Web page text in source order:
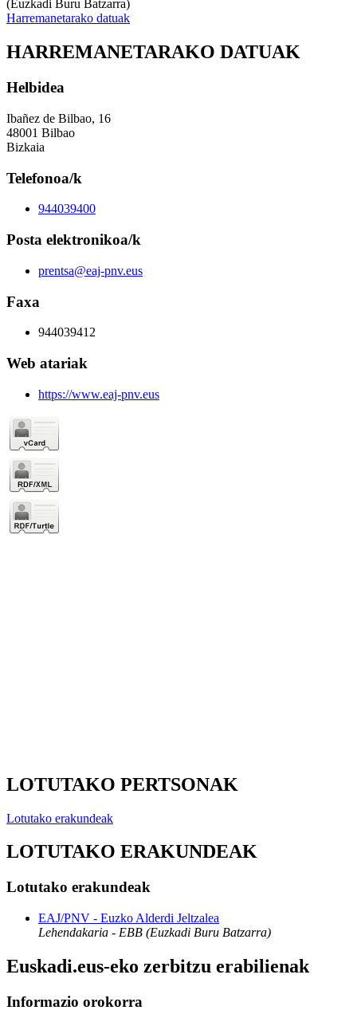
(Euzkadi Buru Batzarra)
Harremanetarako datuak
HARREMANETARAKO DATUAK
Helbidea
Ibañez de Bilbao, 16
48001 Bilbao
Bizkaia
Telefonoa/k
944039400
Posta elektronikoa/k
prentsa@eaj-pnv.eus
Faxa
944039412
Web atariak
https://www.eaj-pnv.eus
LOTUTAKO PERTSONAK
Lotutako erakundeak
LOTUTAKO ERAKUNDEAK
Lotutako erakundeak
EAJ/PNV - Euzko Alderdi Jeltzalea
Lehendakaria - EBB (Euzkadi Buru Batzarra)
Euskadi.eus-eko zerbitzu erabilienak
Informazio orokorra